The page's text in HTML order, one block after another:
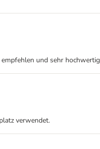
und sehr
verwendet.